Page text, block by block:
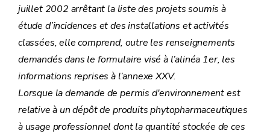
juillet 2002 arrêtant la liste des projets soumis à
étude d’incidences et des installations et activités
classées, elle comprend, outre les renseignements
demandés dans le formulaire visé à l’alinéa 1er, les
informations reprises à l’annexe XXV.
Lorsque la demande de permis d'environnement est
relative à un dépôt de produits phytopharmaceutiques
à usage professionnel dont la quantité stockée de ces